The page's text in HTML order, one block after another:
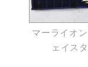
マーライオ
ェイス